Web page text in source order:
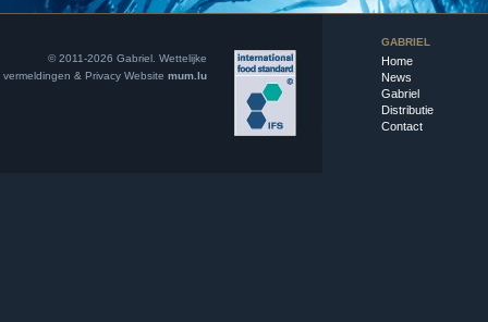
© 2011-2026 Gabriel. Wettelijke
vermeldingen & Privacy Website mum.lu
GABRIEL
Home
News
Gabriel
Distributie
Contact